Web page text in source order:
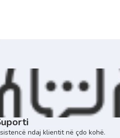
ndaj klientit në çdo kohë.